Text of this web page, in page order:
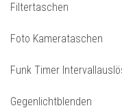
Filtertaschen
Foto Kamerataschen
Funk Timer
Gegenlichtblenden